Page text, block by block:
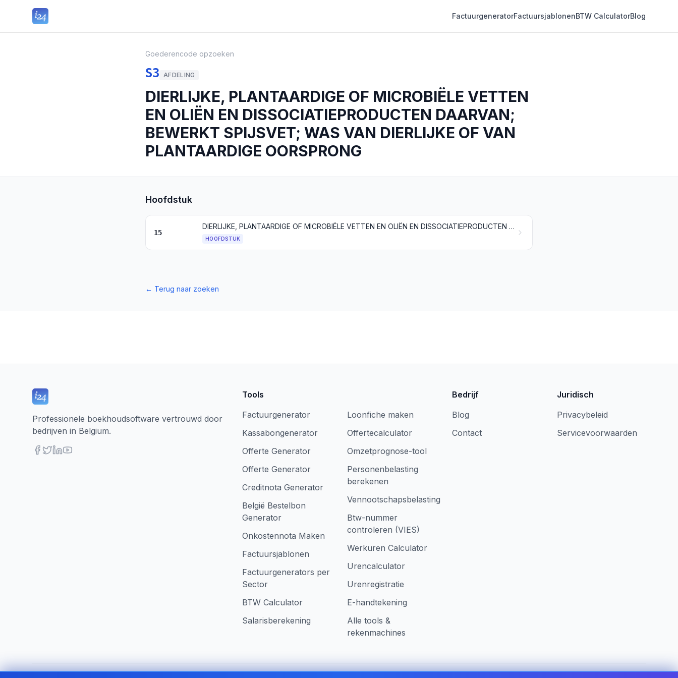
FactuurgeneratorFactuursjablonenBTW CalculatorBlog
Goederencode opzoeken
S3 AFDELING
DIERLIJKE, PLANTAARDIGE OF MICROBIËLE VETTEN
EN OLIËN EN DISSOCIATIEPRODUCTEN DAARVAN;
BEWERKT SPIJSVET; WAS VAN DIERLIJKE OF VAN
PLANTAARDIGE OORSPRONG
Hoofdstuk
15
DIERLIJKE, PLANTAARDIGE OF MICROBIËLE VETTEN EN OLIËN EN DISSOCIATIEPRODUCTEN DAARVAN; BEWERKT SPIJSVET; WAS VAN DIERLIJKE OF VAN PLANTAARDIGE OORSPRONG
HOOFDSTUK
← Terug naar zoeken
Professionele boekhoudsoftware vertrouwd door
bedrijven in Belgium.
Tools
Factuurgenerator
Kassabongenerator
Offerte Generator
Offerte Generator
Creditnota Generator
België Bestelbon
Generator
Onkostennota Maken
Factuursjablonen
Factuurgenerators per
Sector
BTW Calculator
Salarisberekening
Loonfiche maken
Offertecalculator
Omzetprognose-tool
Personenbelasting
berekenen
Vennootschapsbelasting
Btw-nummer
controleren (VIES)
Werkuren Calculator
Urencalculator
Urenregistratie
E-handtekening
Alle tools &
rekenmachines
Bedrijf
Blog
Contact
Juridisch
Privacybeleid
Servicevoorwaarden